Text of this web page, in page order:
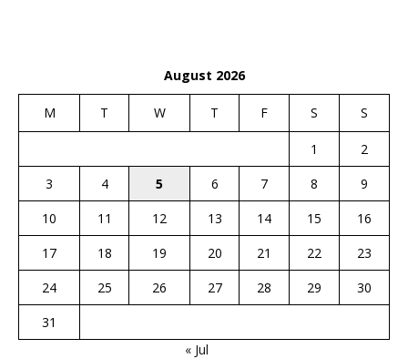
August 2026
M T W T F S S
1
2
3
4 5 6 7 8
9
10
11 12 13 14 15
16
17
18 19 20 21 22
23
24
25 26 27 28 29
30
31
« Jul